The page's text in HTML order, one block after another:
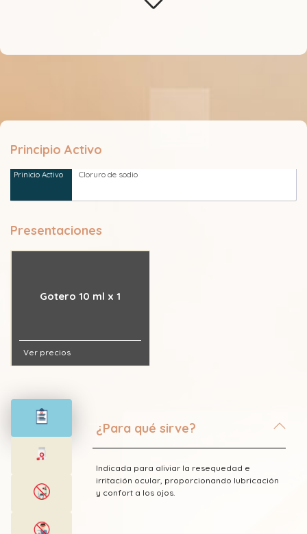
Principio Activo
Cloruro de sodio
Presentaciones
Gotero 10 ml x 1
Ver precios
¿Para qué sirve?
Indicada para aliviar la resequedad e
irritación ocular, proporcionando lubricación
y confort a los ojos.